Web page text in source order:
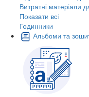
Витратні матеріали
Показати всі
Годинники
Альбоми та